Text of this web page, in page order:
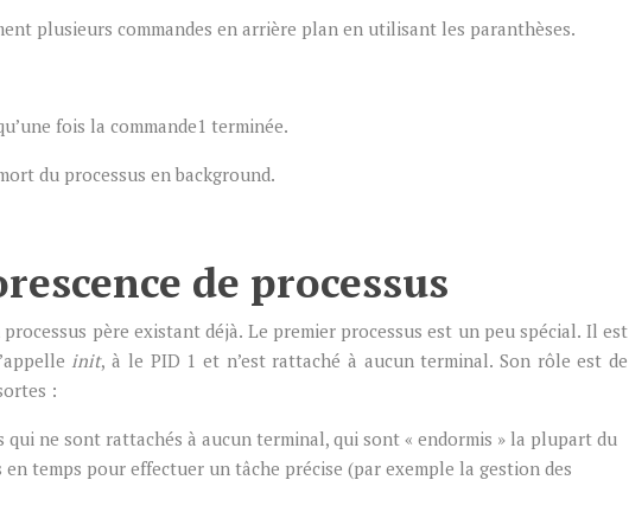
plusieurs commandes en arrière plan en utilisant les paranthèses.
fois la commande1 terminée.
du processus en background.
de processus
père existant déjà. Le premier processus est un peu spécial. Il est
init, à le PID 1 et n’est rattaché à aucun terminal. Son rôle est de
:
qui ne sont rattachés à aucun terminal, qui sont « endormis » la plupart du
temps pour effectuer un tâche précise (par exemple la gestion des